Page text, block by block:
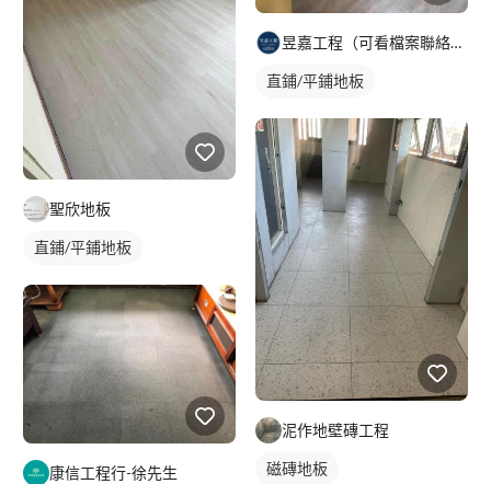
聖欣地板
直鋪/平鋪地板
康信工程行-徐先生
昱嘉工程（可看檔案聯絡資訊）
直鋪/平鋪地板
泥作地壁磚工程
磁磚地板